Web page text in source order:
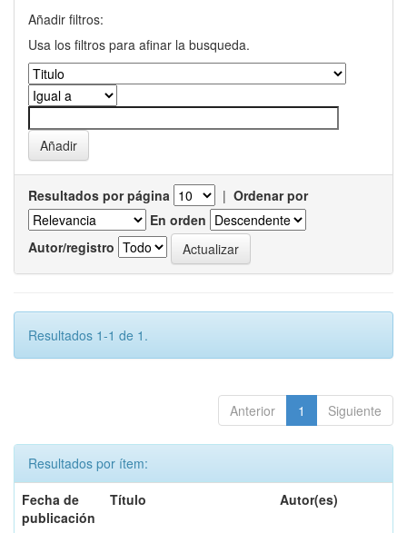
Añadir filtros:
Usa los filtros para afinar la busqueda.
Resultados por página | Ordenar por
En orden
Autor/registro
Resultados 1-1 de 1.
Anterior 1 Siguiente
Resultados por ítem:
Fecha de
publicación
Título Autor(es)